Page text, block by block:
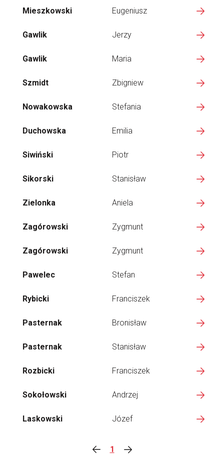
Mieszkowski Eugeniusz
Gawlik Jerzy
Gawlik Maria
Szmidt Zbigniew
Nowakowska Stefania
Duchowska Emilia
Siwiński Piotr
Sikorski Stanisław
Zielonka Aniela
Zagórowski Zygmunt
Zagórowski Zygmunt
Pawelec Stefan
Rybicki Franciszek
Pasternak Bronisław
Pasternak Stanisław
Rozbicki Franciszek
Sokołowski Andrzej
Laskowski Józef
1